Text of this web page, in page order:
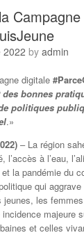
2022 by admin
digitale
des bonnes
politiques
.»
– La région
l’accès à l’eau,
la pandémie du
qui
les
majeure
et celles